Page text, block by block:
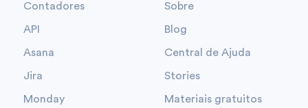
Contadores
API
Asana
Jira
Monday
Sobre
Blog
Central de Ajuda
Stories
Materiais gratuitos